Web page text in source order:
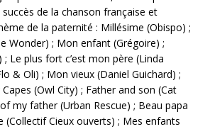
de la chanson française et
de la paternité : Millésime (Obispo) ;
Wonder) ; Mon enfant (Grégoire) ;
Le plus fort c’est mon père (Linda
& Oli) ; Mon vieux (Daniel Guichard) ;
(Owl City) ; Father and son (Cat
my father (Urban Rescue) ; Beau papa
(Collectif Cieux ouverts) ; Mes enfants